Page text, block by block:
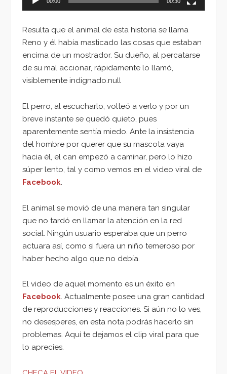
00:00 00:30
Resulta que el animal de esta historia se llama
Reno y él había masticado las cosas que estaban
encima de un mostrador. Su dueño, al percatarse
de su mal accionar, rápidamente lo llamó,
visiblemente indignado.null
El perro, al escucharlo, volteó a verlo y por un
breve instante se quedó quieto, pues
aparentemente sentía miedo. Ante la insistencia
del hombre por querer que su mascota vaya
hacia él, el can empezó a caminar, pero lo hizo
súper lento, tal y como vemos en el video viral de
Facebook.
El animal se movió de una manera tan singular
que no tardó en llamar la atención en la red
social. Ningún usuario esperaba que un perro
actuara así, como si fuera un niño temeroso por
haber hecho algo que no debía.
El video de aquel momento es un éxito en
Facebook. Actualmente posee una gran cantidad
de reproducciones y reacciones. Si aún no lo ves,
no desesperes, en esta nota podrás hacerlo sin
problemas. Aquí te dejamos el clip viral para que
lo aprecies.